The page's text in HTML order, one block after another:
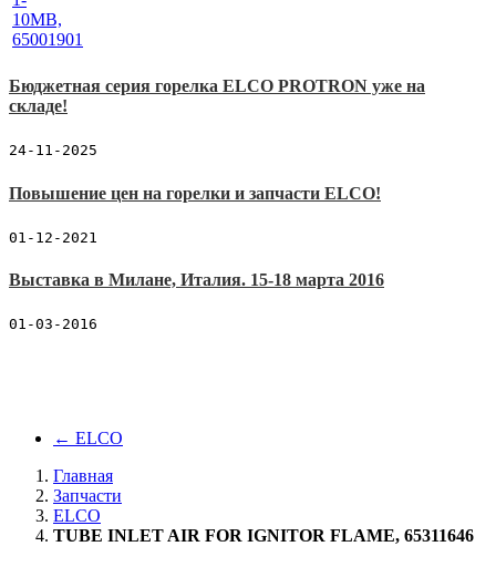
Бюджетная серия горелка ELCO PROTRON уже на
складе!
24-11-2025
Повышение цен на горелки и запчасти ELCO!
01-12-2021
Выставка в Милане, Италия. 15-18 марта 2016
01-03-2016
← ELCO
Главная
Запчасти
ELCO
TUBE INLET AIR FOR IGNITOR FLAME, 65311646